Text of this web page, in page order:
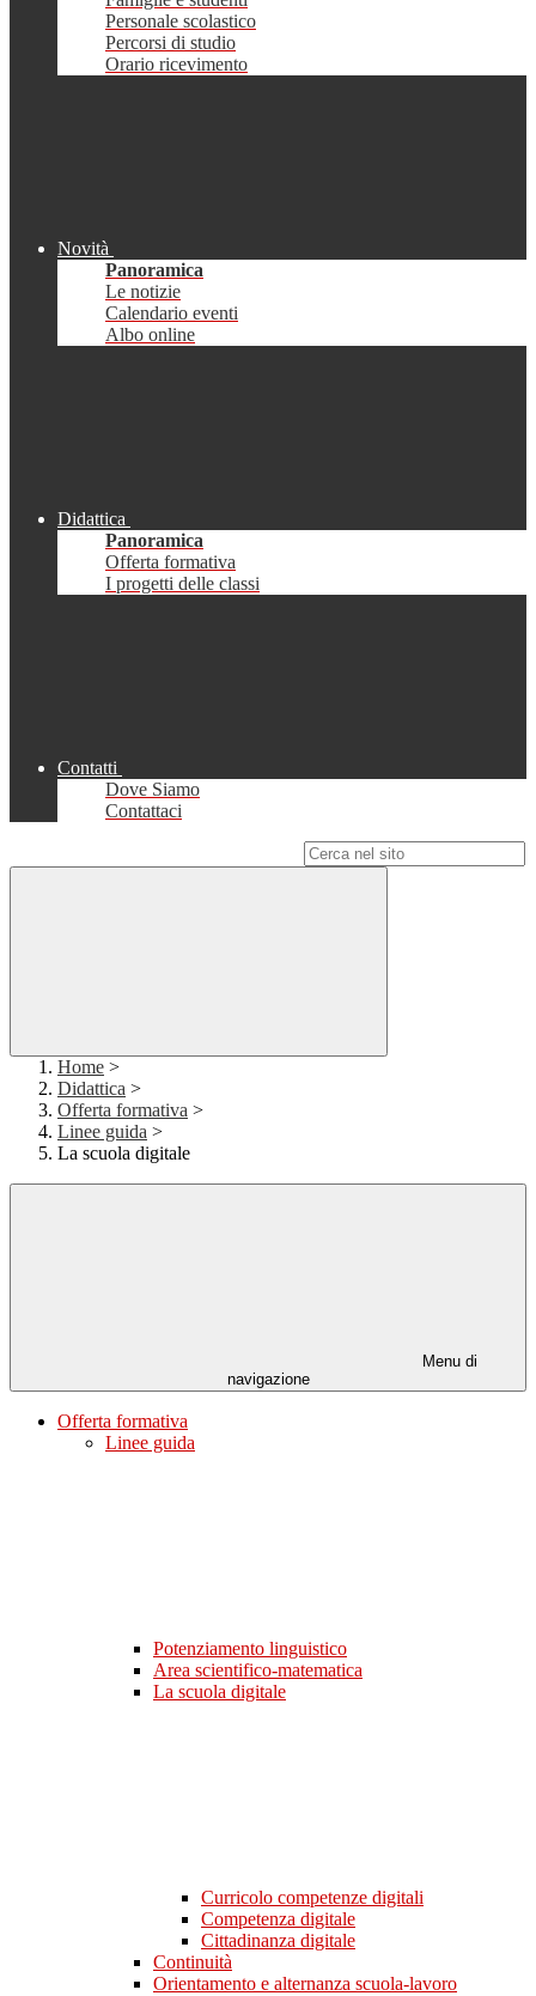
Personale scolastico
Percorsi di studio
Orario ricevimento
Novità
Panoramica
Le notizie
Calendario eventi
Albo online
Didattica
Panoramica
Offerta formativa
I progetti delle classi
Contatti
Dove Siamo
Contattaci
Home >
Didattica >
Offerta formativa >
Linee guida >
La scuola digitale
Menu di
navigazione
Offerta formativa
Linee guida
Potenziamento linguistico
Area scientifico-matematica
La scuola digitale
Curricolo competenze digitali
Competenza digitale
Cittadinanza digitale
Continuità
Orientamento e alternanza scuola-lavoro